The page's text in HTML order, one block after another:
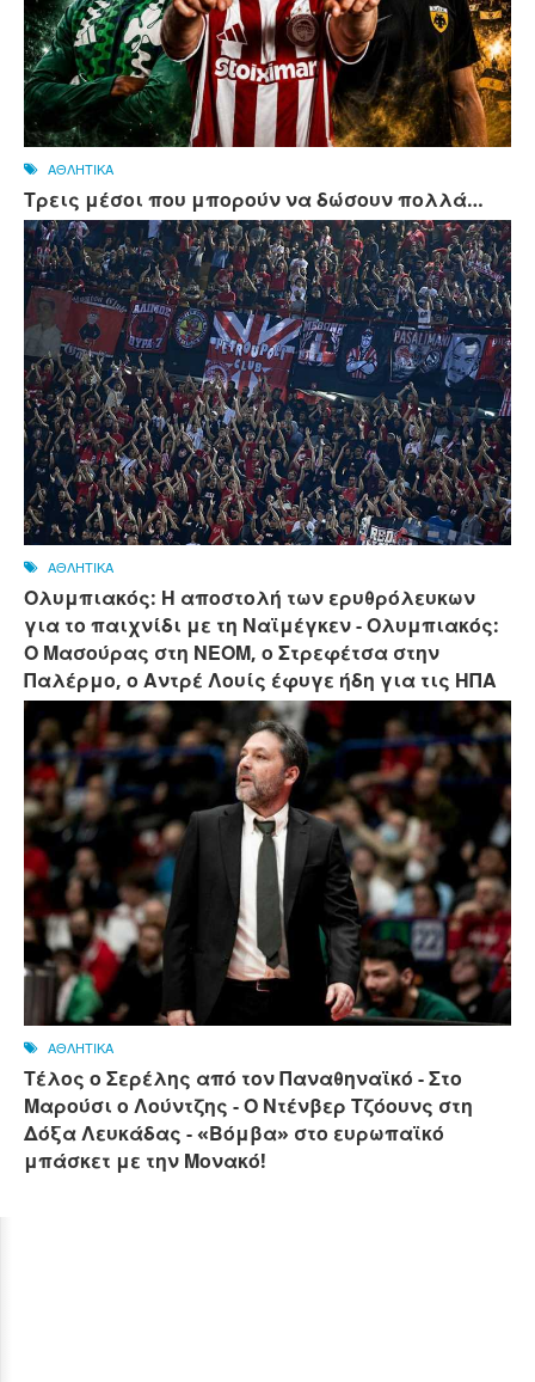
ΑΘΛΗΤΙΚΑ
Τρεις μέσοι που μπορούν να δώσουν πολλά…
ΑΘΛΗΤΙΚΑ
Ολυμπιακός: Η αποστολή των ερυθρόλευκων
για το παιχνίδι με τη Ναϊμέγκεν - Ολυμπιακός:
Ο Μασούρας στη ΝΕΟΜ, ο Στρεφέτσα στην
Παλέρμο, ο Αντρέ Λουίς έφυγε ήδη για τις ΗΠΑ
ΑΘΛΗΤΙΚΑ
Τέλος ο Σερέλης από τον Παναθηναϊκό - Στο
Μαρούσι ο Λούντζης - Ο Ντένβερ Τζόουνς στη
Δόξα Λευκάδας - «Βόμβα» στο ευρωπαϊκό
μπάσκετ με την Μονακό!